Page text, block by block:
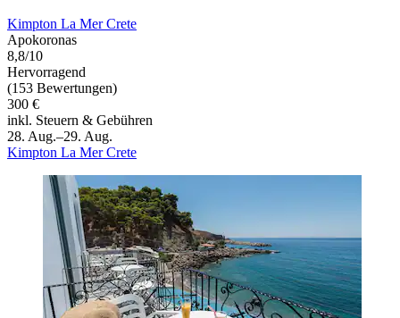
Kimpton La Mer Crete
Apokoronas
8,8/10
Hervorragend
(153 Bewertungen)
300 €
inkl. Steuern & Gebühren
28. Aug.–29. Aug.
Kimpton La Mer Crete